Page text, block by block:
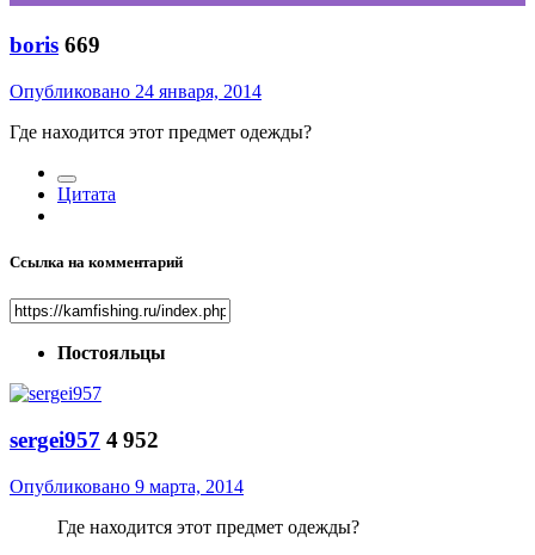
boris 669
Опубликовано 24 января, 2014
Где находится этот предмет одежды?
Цитата
Ссылка на комментарий
Постояльцы
sergei957 4 952
Опубликовано 9 марта, 2014
Где находится этот предмет одежды?